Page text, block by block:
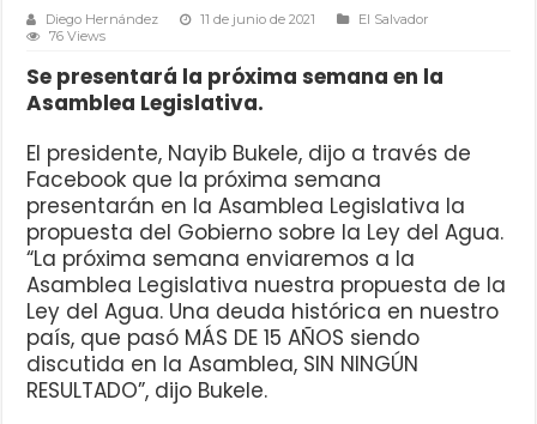
Diego Hernández 11 de junio de 2021
El Salvador
76 Views
Se presentará la próxima semana en la
Asamblea Legislativa.
El presidente, Nayib Bukele, dijo a través de
Facebook que la próxima semana
presentarán en la Asamblea Legislativa la
propuesta del Gobierno sobre la Ley del Agua.
“La próxima semana enviaremos a la
Asamblea Legislativa nuestra propuesta de la
Ley del Agua. Una deuda histórica en nuestro
país, que pasó MÁS DE 15 AÑOS siendo
discutida en la Asamblea, SIN NINGÚN
RESULTADO”, dijo Bukele.